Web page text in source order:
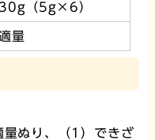
30g（5g×6）
量
量ぬり、（1）できざ